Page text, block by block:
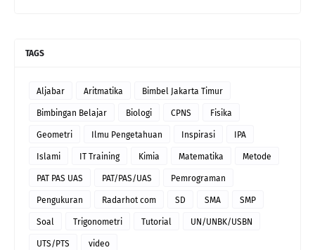
TAGS
Aljabar Aritmatika Bimbel Jakarta Timur
Bimbingan Belajar Biologi CPNS Fisika
Geometri Ilmu Pengetahuan Inspirasi IPA
Islami IT Training Kimia Matematika Metode
PAT PAS UAS PAT/PAS/UAS Pemrograman
Pengukuran Radarhot com SD SMA SMP
Soal Trigonometri Tutorial UN/UNBK/USBN
UTS/PTS video